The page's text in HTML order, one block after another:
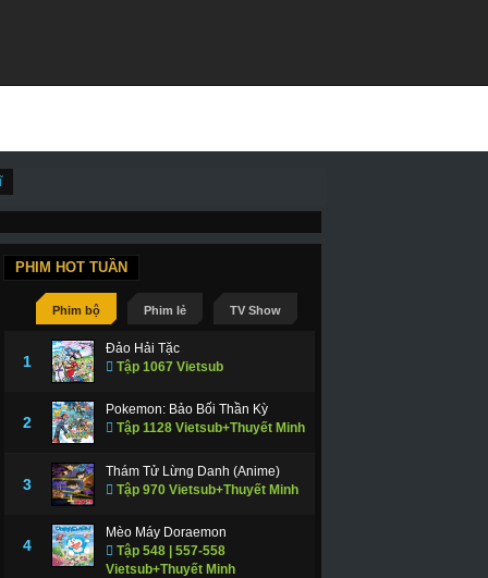
PHIM HOT TUẦN
Phim bộ Phim lẻ TV Show
1
Đảo Hải Tặc
Tập 1067 Vietsub
2
Pokemon: Bảo Bối Thần Kỳ
Tập 1128 Vietsub+Thuyết Minh
3
Thám Tử Lừng Danh (Anime)
Tập 970 Vietsub+Thuyết Minh
4
Mèo Máy Doraemon
Tập 548 | 557-558
Vietsub+Thuyết Minh